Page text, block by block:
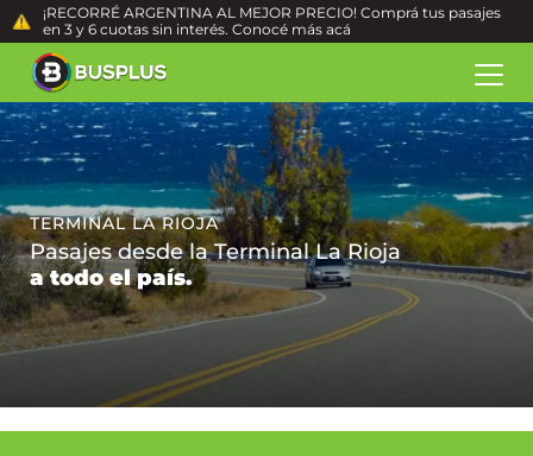
¡RECORRÉ ARGENTINA AL MEJOR PRECIO! Comprá tus pasajes
en 3 y 6 cuotas sin interés. Conocé más acá
TERMINAL LA RIOJA
Pasajes desde la Terminal La Rioja
a todo el país.